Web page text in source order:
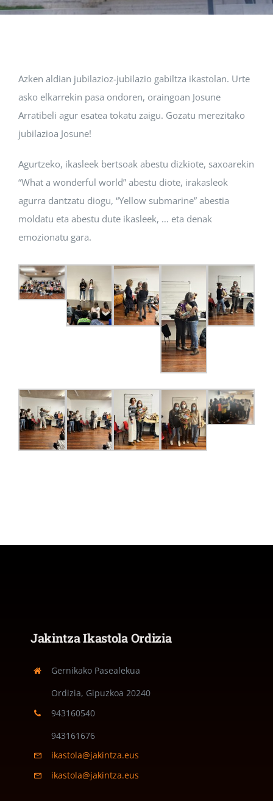
AGENDA 2030
Azken aldian jubilazioz-jubilazio gabiltza ikastolan. Urte
asko elkarrekin pasa ondoren, oraingoan Josune
Arratibeli agur esatea tokatu zaigu. Gozatu merezitako
jubilazioa Josune!
Agurtzeko, ikasleek bertsoak abestu dizkiote, saxoarekin
“What a wonderful world” abestu diote, irakasleok
agurra dantzatu diogu, “Yellow submarine” abestia
moldatu eta abestu dute ikasleek, … eta denak
emozionatu gara.
Jakintza Ikastola Ordizia
Gernikako Pasealekua
Ordizia, Gipuzkoa 20240
943160540
943161676
ikastola@jakintza.eus
ikastola@jakintza.eus